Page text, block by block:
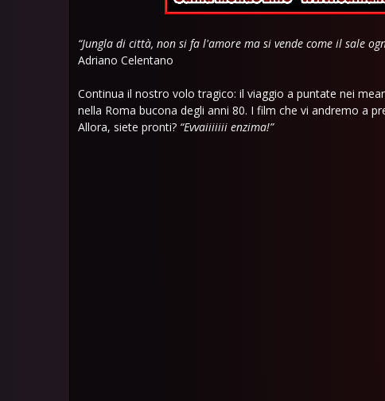
“Jungla di città, non si fa l'amore ma si vende come il sale
Adriano Celentano
Continua il nostro volo tragico: il viaggio a puntate nei
nella Roma bucona degli anni 80. I film che vi andremo a
Allora, siete pronti? “Evvaiiiiiii enzima!”